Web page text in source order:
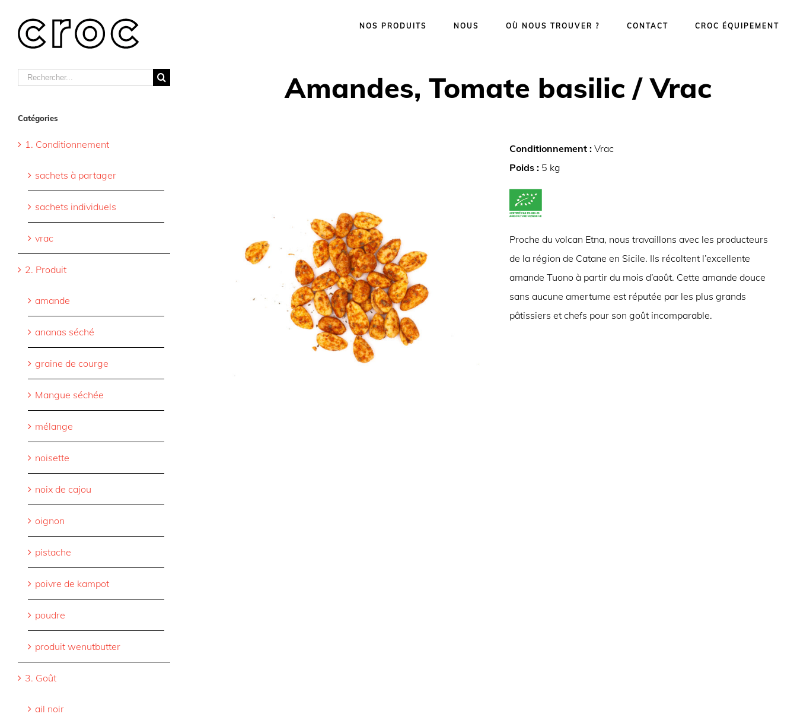
content
NOS PRODUITS NOUS OÙ NOUS TROUVER ? CONTACT CROC ÉQUIPEMENT
Amandes, Tomate basilic / Vrac
Conditionnement :Vrac
Poids : 5 kg
Proche du volcan Etna, nous travaillons avec les producteurs
de la région de Catane en Sicile. Ils récoltent l’excellente
amande Tuono à partir du mois d’août. Cette amande douce
sans aucune amertume est réputée par les plus grands
pâtissiers et chefs pour son goût incomparable.
Rechercher
Catégories
1. Conditionnement
sachets à partager
sachets individuels
vrac
2. Produit
amande
ananas séché
graine de courge
Mangue séchée
mélange
noisette
noix de cajou
oignon
pistache
poivre de kampot
poudre
produit wenutbutter
3. Goût
ail noir